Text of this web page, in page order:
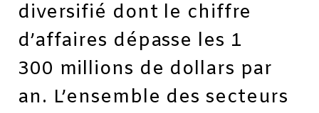
diversifié dont le chiffre
d’affaires dépasse les 1
300 millions de dollars par
an. L’ensemble des secteurs